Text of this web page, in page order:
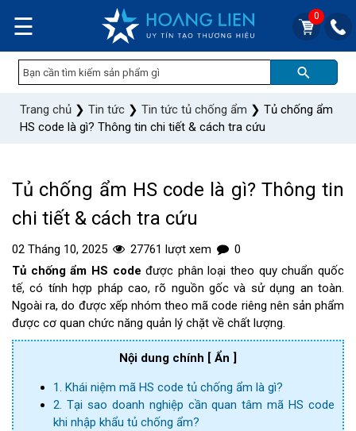
☰ 0
Trang chủ ❯ Tin tức ❯ Tin tức tủ chống ẩm ❯ Tủ chống ẩm
HS code là gì? Thông tin chi tiết & cách tra cứu
Tủ chống ẩm HS code là gì? Thông tin
chi tiết & cách tra cứu
02 Tháng 10, 2025 27761 lượt xem
0
Tủ chống ẩm HS codeđược phân loại theo quy chuẩn quốc
tế, có tính hợp pháp cao, rõ nguồn gốc và sử dụng an toàn.
Ngoài ra, do được xếp nhóm theo mã code riêng nên sản phẩm
được cơ quan chức năng quản lý chặt về chất lượng.
Nội dung chính [ Ẩn ]
1. Khái niệm mã HS code tủ chống ẩm là gì?
2. Tại sao doanh nghiệp cần quan tâm mã HS code
khi nhập khẩu tủ chống ẩm?